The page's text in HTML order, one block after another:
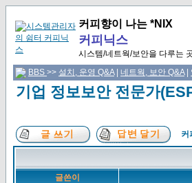
커피향이 나는 *NIX
커피닉스
시스템/네트웍/보안을 다루는
BBS >> 설치, 운영 Q&A| 네트웍, 보안 Q&A|
기업 정보보안 전문가
커
글쓴이